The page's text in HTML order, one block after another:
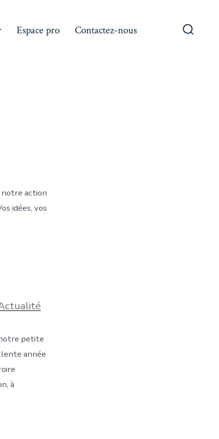
Espace pro Contactez-nous
notre action
idées, vos
petite
année
à